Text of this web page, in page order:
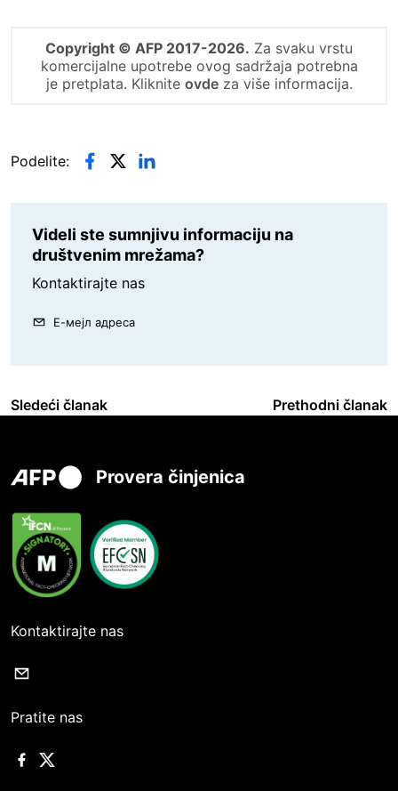
Copyright © AFP 2017-2026. Za svaku vrstu
komercijalne upotrebe ovog sadržaja potrebna
je pretplata. Kliknite ovdeza više informacija.
Podelite:
Videli ste sumnjivu informaciju na
društvenim mrežama?
Kontaktirajte nas
Е-мејл адреса
Sledeći članak Prethodni članak
Provera činjenica
Kontaktirajte nas
Pratite nas